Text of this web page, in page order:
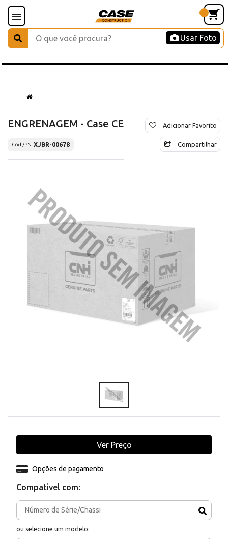
Usar Foto
ENGRENAGEM - Case CE
Cód./PN XJBR-00678
Adicionar Favorito
Compartilhar
Compativel com:
ou selecione um modelo:
Opções de pagamento
Ver Preço